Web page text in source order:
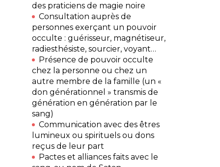
des praticiens de magie noire
Consultation auprès de
personnes exerçant un pouvoir
occulte : guérisseur, magnétiseur,
radiesthésiste, sourcier, voyant…
Présence de pouvoir occulte
chez la personne ou chez un
autre membre de la famille (un «
don générationnel » transmis de
génération en génération par le
sang)
Communication avec des êtres
lumineux ou spirituels ou dons
reçus de leur part
Pactes et alliances faits avec le